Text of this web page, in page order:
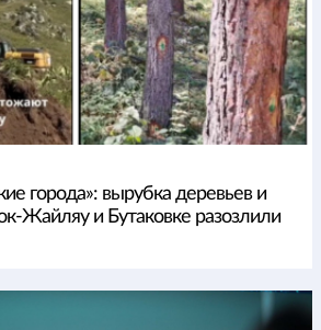
города»: вырубка деревьев и
Жайляу и Бутаковке разозлили